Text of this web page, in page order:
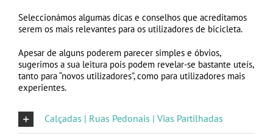
Seleccionámos algumas dicas e conselhos que acreditamos
serem os mais relevantes para os utilizadores de bicicleta.
Apesar de alguns poderem parecer simples e óbvios,
sugerimos a sua leitura pois podem revelar-se bastante uteís,
tanto para “novos utilizadores”, como para utilizadores mais
experientes.
Calçadas | Ruas Pedonais | Vias Partilhadas